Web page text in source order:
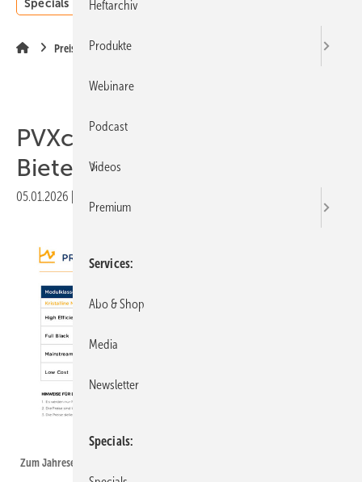
Specials Einstrahlungsatlas
Preise
PVXchange: Brutale
Bieterschlacht setzt sich fort
05.01.2026
Zum Jahresende blieben die Modulpreise im Keller.
Heftarchiv
Produkte
Webinare
Podcast
Videos
Premium
Services
Abo & Shop
Media
Newsletter
Specials